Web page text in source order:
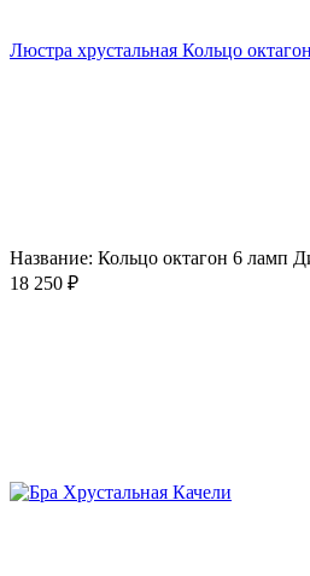
Люстра хрустальная Кольцо
Название: Кольцо октагон 6 ламп
18 250 ₽